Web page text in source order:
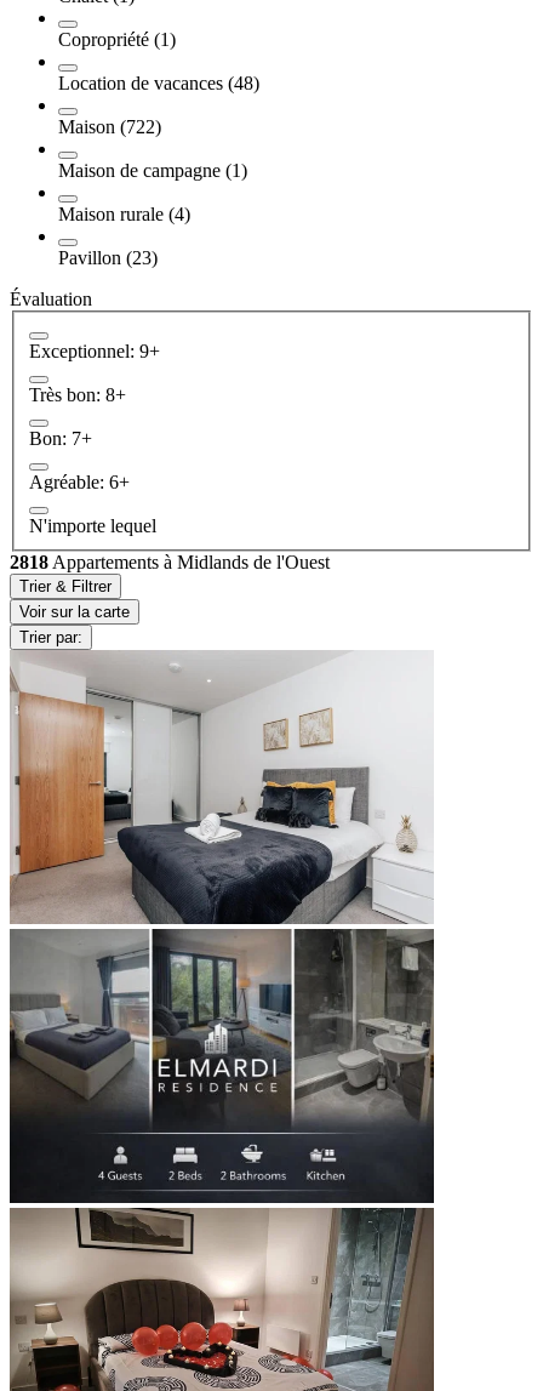
Copropriété (1)
Location de vacances (48)
Maison (722)
Maison de campagne (1)
Maison rurale (4)
Pavillon (23)
Évaluation
Exceptionnel: 9+
Très bon: 8+
Bon: 7+
Agréable: 6+
N'importe lequel
2818 Appartements à Midlands de l'Ouest
Trier & Filtrer
Voir sur la carte
Trier par: